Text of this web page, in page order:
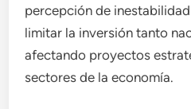
percepción de
limitar la inversión tanto
afectando proyectos
sectores de la economía.